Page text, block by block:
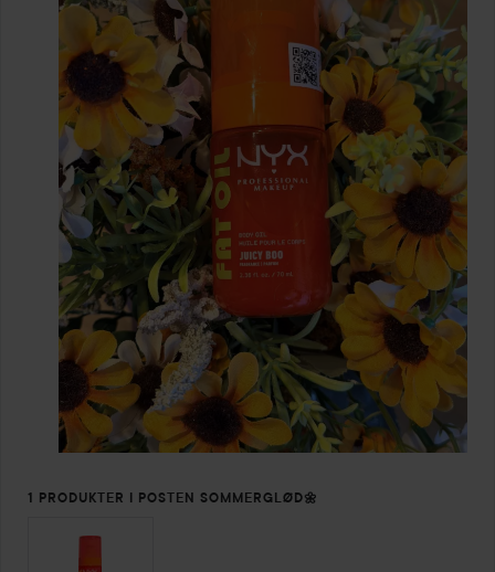
1 PRODUKTER I POSTEN SOMMERGLØD🌼